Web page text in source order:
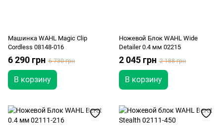
Машинка WAHL Magic Clip
Cordless 08148-016
6 290 грн 6 730 грн
В корзину
Ножевой Блок WAHL Wide
Detailer 0.4 мм 02215
2 045 грн 2 188 грн
В корзину